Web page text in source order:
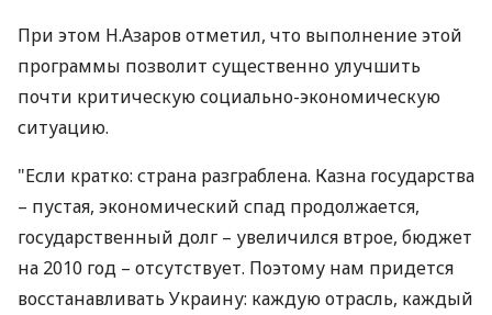
При этом Н.Азаров отметил, что выполнение этой
программы позволит существенно улучшить
почти критическую социально-экономическую
ситуацию.
"Если кратко: страна разграблена. Казна государства
– пустая, экономический спад продолжается,
государственный долг – увеличился втрое, бюджет
на 2010 год – отсутствует. Поэтому нам придется
восстанавливать Украину: каждую отрасль, каждый